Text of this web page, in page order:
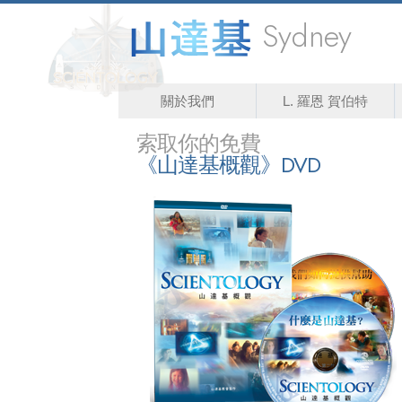
Sydney
關於我們 L. 羅恩 賀伯特
索取你的免費
《山達基概觀》DVD